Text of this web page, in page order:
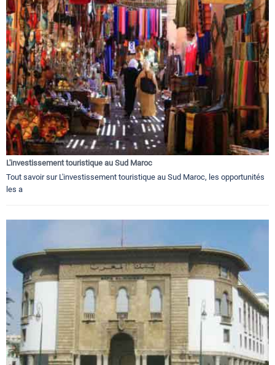
L'investissement touristique au Sud Maroc
Tout savoir sur L'investissement touristique au Sud Maroc, les opportunités
les a